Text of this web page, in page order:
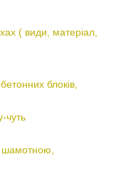
( види, матеріал,
блоків,
чуть
шамотною,